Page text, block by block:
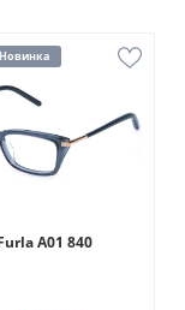
Новинка
A01 840